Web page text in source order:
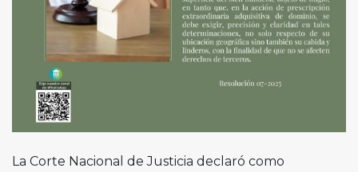
La Corte Nacional de Justicia declaró como